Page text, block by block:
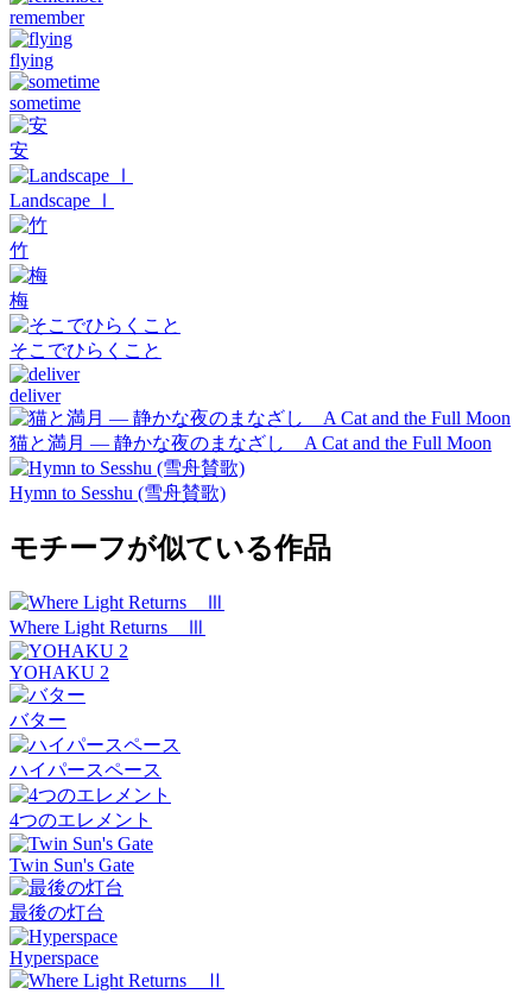
remember
flying
sometime
安
Landscape Ⅰ
竹
梅
そこでひらくこと
deliver
猫と満月 — 静かな夜のまなざし A Cat and the Full Moon
Hymn to Sesshu (雪舟賛歌)
モチーフが似ている作品
Where Light Returns Ⅲ
YOHAKU 2
バター
ハイパースペース
4つのエレメント
Twin Sun's Gate
最後の灯台
Hyperspace